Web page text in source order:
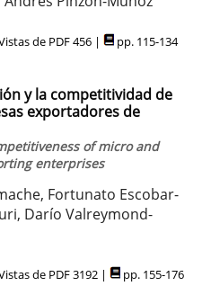
de PDF 456 | pp. 115-134
y la competitividad de
exportadores de
of micro and
enterprises
Fortunato Escobar-
Darío Valreymond-
de PDF 3192 | pp. 155-176